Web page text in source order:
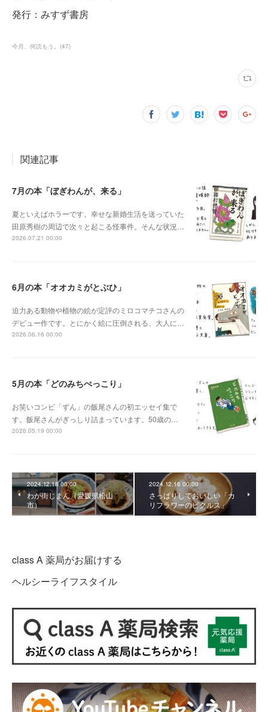
発行：みすず書房
今月、何読もう。 (47)
関連記事
7月の本「ぼぎわんが、来る」
夏といえばホラーです。幸せな新婚生活を送っていた
田原秀樹の周辺で次々と起こる怪事件。そんな状況…
2026.07.21 00:00
6月の本「オオカミがとぶひ」
迫力ある動物や植物の絵が定評のミロコマチコさんの
デビュー作です。とにかく絵に圧倒される、大人に…
2026.06.16 00:00
5月の本「どのみちぺっこり」
お笑いコンビ「ずん」の飯尾さんの初エッセイ集で
す。飯尾さんがぎっしり詰まっています。50歳の…
2026.05.19 00:00
2024.12.18 00:00
わが街じまん（愛媛県松山
市）
2024.12.16 00:00
さっぱりしておいしい「カ
リフラワーのピクルス」
class A 薬局がお届けする
ヘルシーライフスタイル